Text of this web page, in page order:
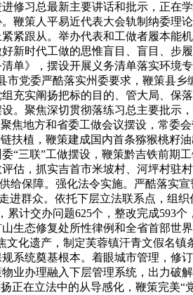
修习总最新主要讲话和批示，正在
鞭策人平易近代表大会轨制纳委理
紧跟从。举办代表和工做者履本能
新时代工做的思惟盲目、盲目、步
单》，摆设开展义务清单落实环境
党委严酷落实州委要求，鞭策县
充实阐扬把标的目的、管大局、保
聚焦深切贯彻落练习总主要批示
焦地方和省委工做会议摆设，常委
扶植，鞭策建成国内首条猕猴桃籽
“三联”工做摆设，鞭策黔吉铁前期
估，抓实吉首市米坡村、河坪村驻
给保障。强化法令实施。严酷落实
进群众。依托下层立法联系点，组
计交办问题625个，整改完成593
态修复处所性律例和全省首部世
化遗产，制定芙蓉镇汗青文假名
系统奠基根本。着眼城市管理，修
业办理融入下层管理系统，出力破
正在立法中的从导感化，鞭策完美